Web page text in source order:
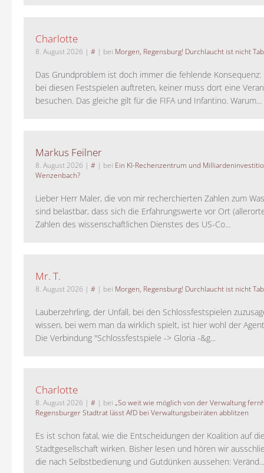
Charlotte
8. August 2026 | # | bei Morgen, Regensburg! Durchlaucht ist nicht
Das Grundproblem ist doch immer die fehlende
bei diesen Festspielen auftreten, keiner muss dort eine
besuchen. Das gleiche gilt für die FIFA und Infantino. Warum...
Markus Feilner
8. August 2026 | # | bei Ein KI-Rechenzentrum und
Wenzenbach?
Lieber Herr Maler, die von mir recherchierten Zahlen zum
sind belastbar, dass sich die Erfahrungswerte vor Ort
Zahlen des wissenschaftlichen Dienstes des US-Co...
Mr. T.
8. August 2026 | # | bei Morgen, Regensburg! Durchlaucht ist nicht
Lauberzehrling, der Unfall, bei den Schlossfestspielen
wissen, bei wem man da wirklich spielt, ist hier wohl der
Die Verbindung "Schlossfestspiele -> Gloria -&g...
Charlotte
8. August 2026 | # | bei „So weit wie möglich von der Verwaltung
Regensburger Stadtrat lässt AfD bei Verwaltungsbeiräten abblitzen
Es ist schon fatal, wie die Entscheidungen der Koalition auf
Stadtgesellschaft wirken. Bisher lesen und hören wir
die nach Selbstbedienung und Gutdünken aussehen: Veränd...